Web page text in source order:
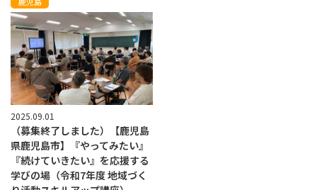
2025.09.01
（募集終了しました）【鹿児島
県鹿児島市】『やってみたい』
『続けていきたい』を応援する
学びの場（令和7年度 地域づく